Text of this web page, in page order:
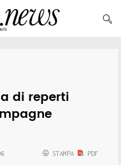
di reperti
STAMPA PDF